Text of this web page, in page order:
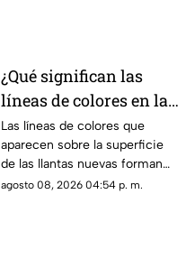
¿Qué significan las
líneas de colores en las
llantas nuevas?
Las líneas de colores que
aparecen sobre la superficie
de las llantas nuevas forman
parte del proceso de
agosto 08, 2026 04:54 p. m.